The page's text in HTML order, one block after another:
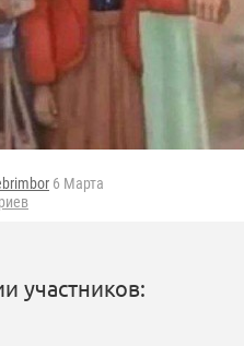
6 Марта
участников: